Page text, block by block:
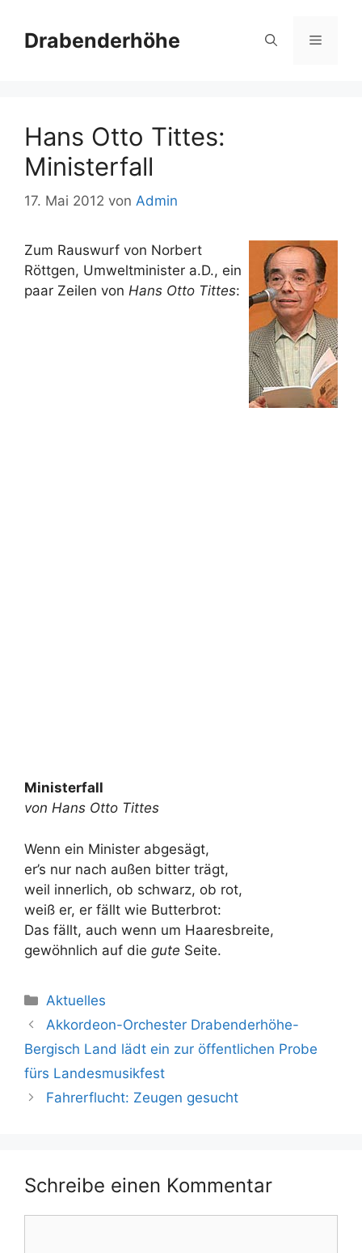
Inhalt
springen
Drabenderhöhe Menü
Hans Otto Tittes:
Ministerfall
17. Mai 2012 von Admin
Zum Rauswurf von Norbert
Röttgen, Umweltminister a.D., ein
paar Zeilen von Hans Otto Tittes:
Ministerfall
von Hans Otto Tittes
Wenn ein Minister abgesägt,
er’s nur nach außen bitter trägt,
weil innerlich, ob schwarz, ob rot,
weiß er, er fällt wie Butterbrot:
Das fällt, auch wenn um Haaresbreite,
gewöhnlich auf die gute Seite.
Kategorien
Aktuelles
Akkordeon-Orchester Drabenderhöhe-
Bergisch Land lädt ein zur öffentlichen Probe
fürs Landesmusikfest
Fahrerflucht: Zeugen gesucht
Schreibe einen Kommentar